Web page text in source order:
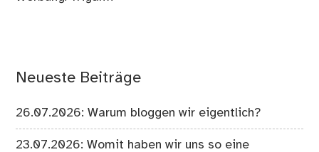
Neueste Beiträge
26.07.2026: Warum bloggen wir eigentlich?
23.07.2026: Womit haben wir uns so eine